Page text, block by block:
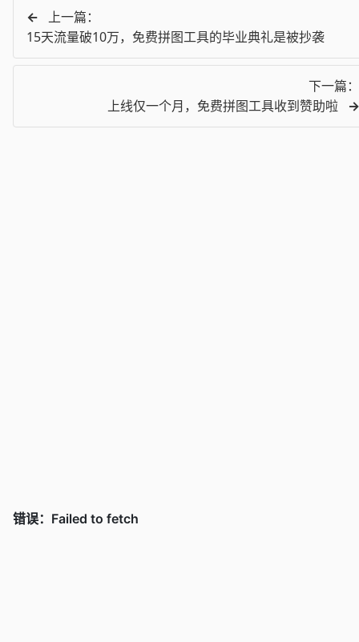
← 上一篇：
15天流量破10万，免费拼图工具的毕业典礼是被抄袭
下一篇：
上线仅一个月，免费拼图工具收到赞助啦
→